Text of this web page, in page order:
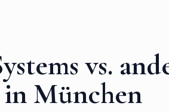
vs.
München